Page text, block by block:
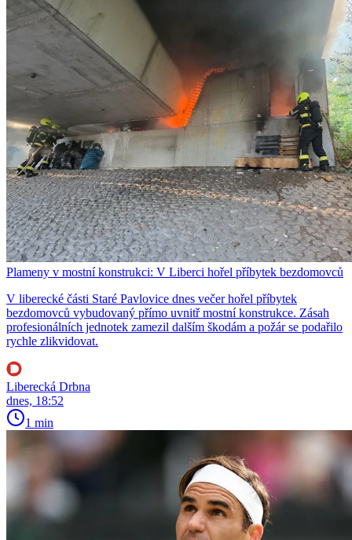
Plameny v mostní konstrukci: V Liberci hořel příbytek bezdomovců
V liberecké části Staré Pavlovice dnes večer hořel příbytek
bezdomovců vybudovaný přímo uvnitř mostní konstrukce. Zásah
profesionálních jednotek zamezil dalším škodám a požár se podařilo
rychle zlikvidovat.
Liberecká Drbna
dnes, 18:52
1 min